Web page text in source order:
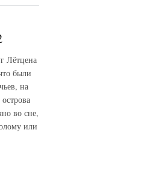
[Страницы
Лётцена
были
на
во сне,
или